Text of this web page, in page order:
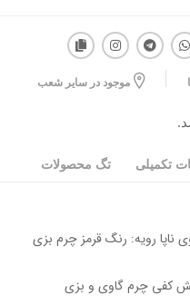
موجود در سایر شعب
تکمیلی تگ محصولات
ناپا رویه: رنگ قرمز چرم بزی